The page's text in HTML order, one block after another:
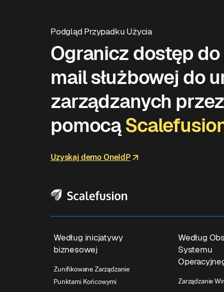
Podgląd Przypadku Użycia
Ogranicz dostęp
mail służbowej do
zarządzanych
pomocą
Uzyskaj demo OneIdP
Według inicjatywy
biznesowej
Zunifikowane Zarządzanie
Punktami Końcowymi
Według
Systemu
Zarządzanie